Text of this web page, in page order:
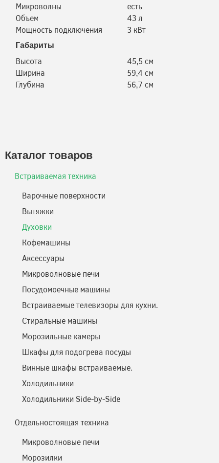
Микроволны
есть
Объем
43 л
Мощность подключения
3 кВт
Габариты
Высота
45,5 см
Ширина
59,4 см
Глубина
56,7 см
Каталог товаров
Встраиваемая техника
Варочные поверхности
Вытяжки
Духовки
Кофемашины
Аксессуары
Микроволновые печи
Посудомоечные машины
Встраиваемые телевизоры для кухни.
Стиральные машины
Морозильные камеры
Шкафы для подогрева посуды
Винные шкафы встраиваемые.
Холодильники
Холодильники Side-by-Side
Отдельностоящая техника
Микроволновые печи
Морозилки